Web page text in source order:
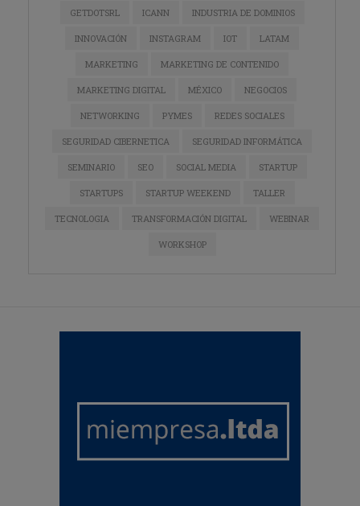
GETDOTSRL ICANN INDUSTRIA DE DOMINIOS
INNOVACIÓN INSTAGRAM IOT LATAM
MARKETING MARKETING DE CONTENIDO
MARKETING DIGITAL MÉXICO NEGOCIOS
NETWORKING PYMES REDES SOCIALES
SEGURIDAD CIBERNETICA SEGURIDAD INFORMÁTICA
SEMINARIO SEO SOCIAL MEDIA STARTUP
STARTUPS STARTUP WEEKEND TALLER
TECNOLOGIA TRANSFORMACIÓN DIGITAL WEBINAR
WORKSHOP